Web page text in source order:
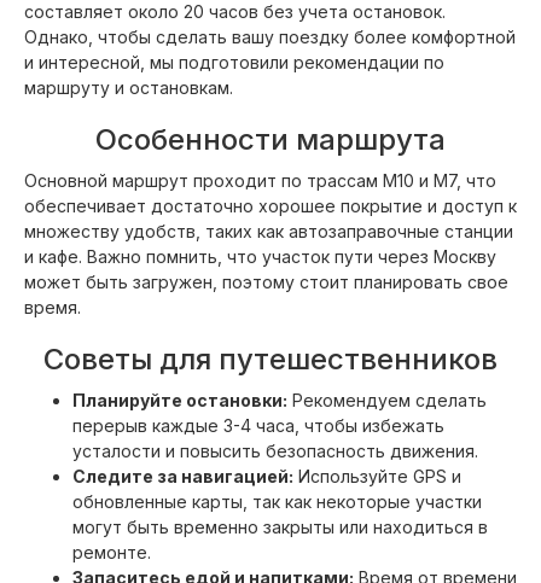
составляет около 20 часов без учета остановок.
Однако, чтобы сделать вашу поездку более комфортной
и интересной, мы подготовили рекомендации по
маршруту и остановкам.
Особенности маршрута
Основной маршрут проходит по трассам М10 и М7, что
обеспечивает достаточно хорошее покрытие и доступ к
множеству удобств, таких как автозаправочные станции
и кафе. Важно помнить, что участок пути через Москву
может быть загружен, поэтому стоит планировать свое
время.
Советы для путешественников
Планируйте остановки: Рекомендуем сделать
перерыв каждые 3-4 часа, чтобы избежать
усталости и повысить безопасность движения.
Следите за навигацией: Используйте GPS и
обновленные карты, так как некоторые участки
могут быть временно закрыты или находиться в
ремонте.
Запаситесь едой и напитками: Время от времени